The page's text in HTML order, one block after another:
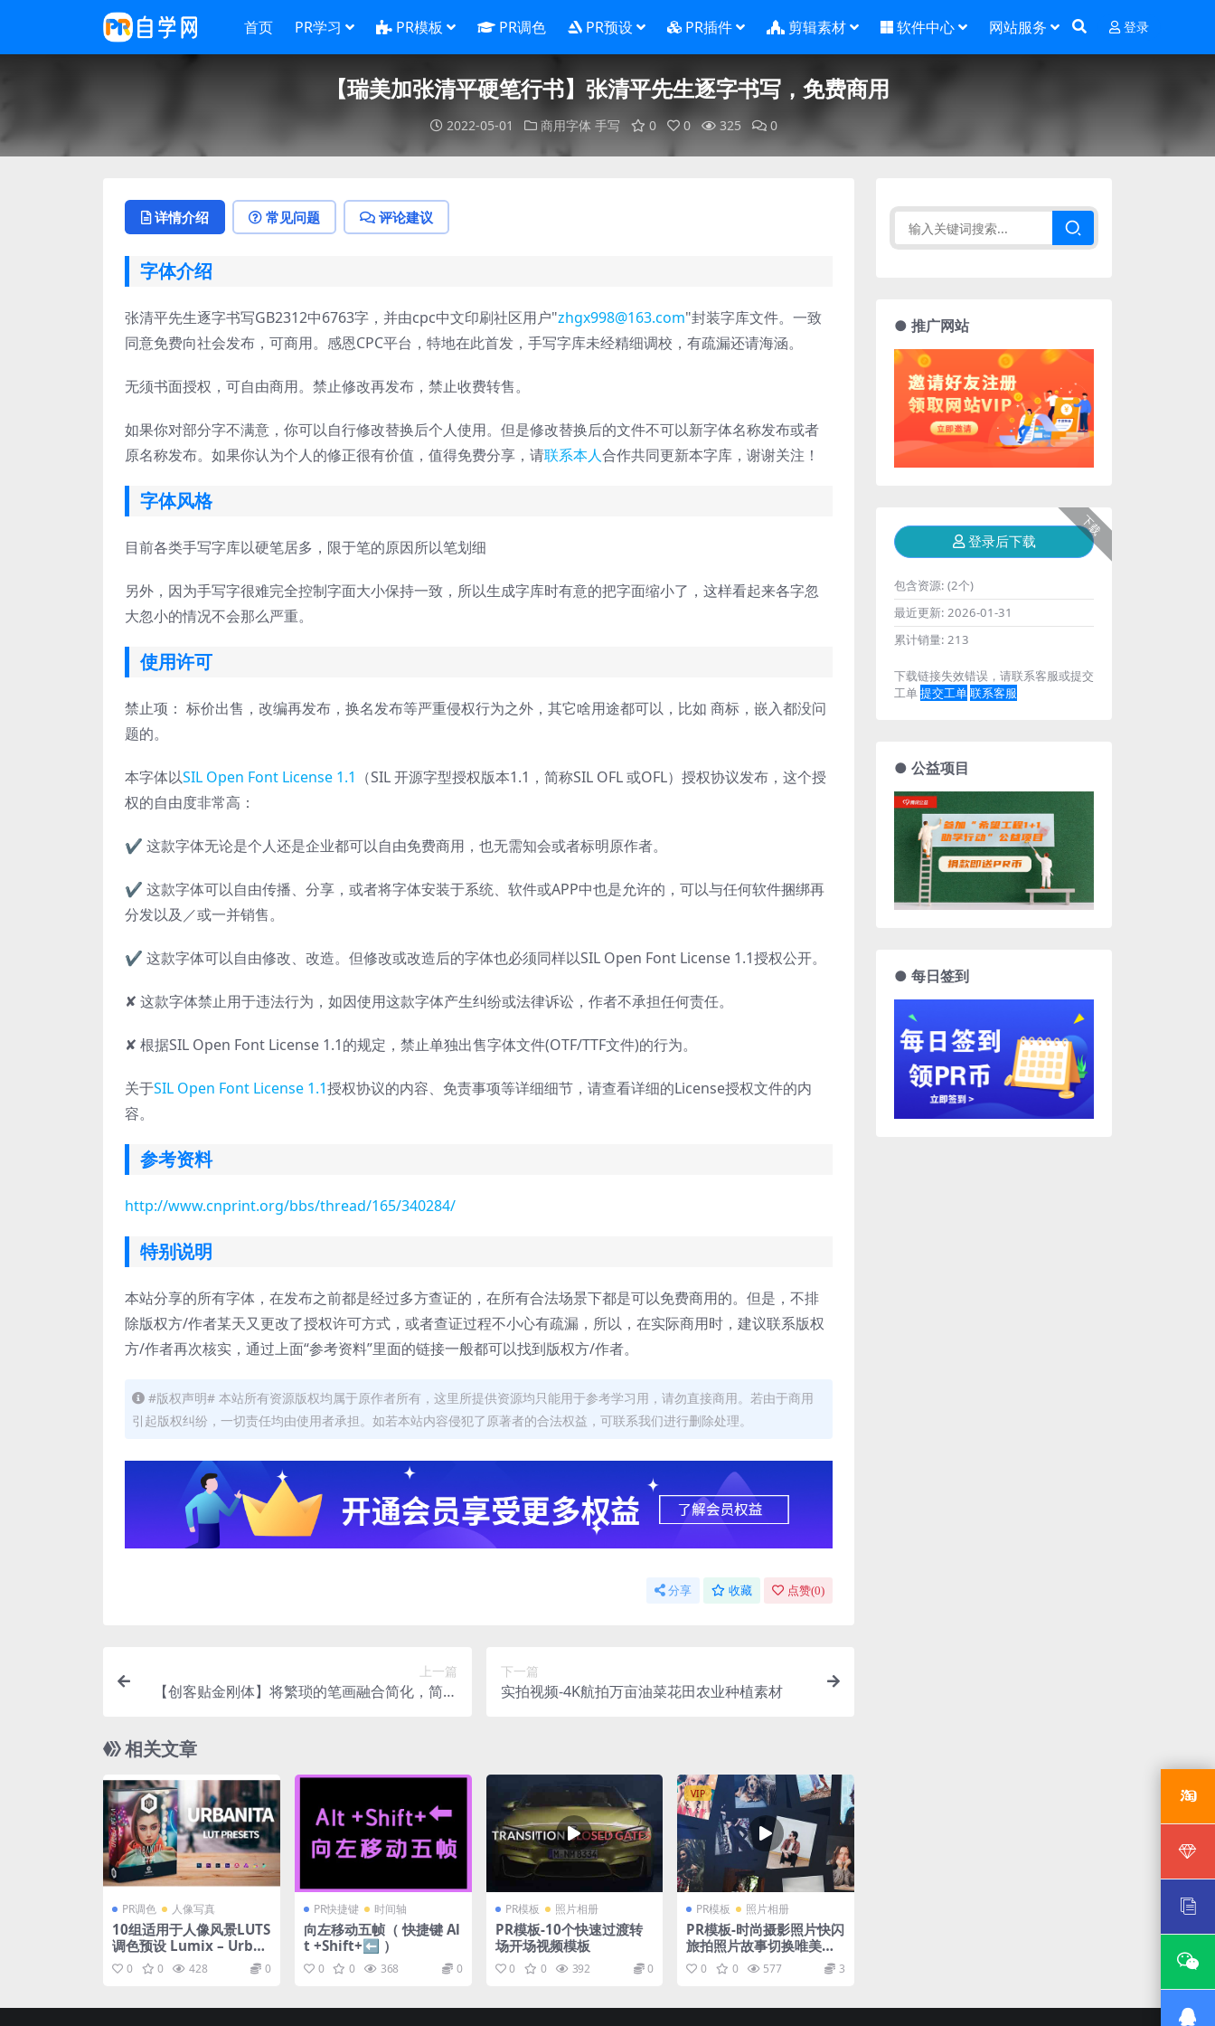
首页 PR学习 PR模板 PR调色 PR预设 PR插件 剪辑素材 软件中心 网站服务 登录
【瑞美加张清平硬笔行书】张清平先生逐字书写，免费商用
2022-05-01 商用字体 手写 0 0 325 0
详情介绍 常见问题 评论建议
字体介绍
张清平先生逐字书写GB2312中6763字，并由cpc中文印刷社区用户"zhgx998@163.com"封装字库文件。一致
同意免费向社会发布，可商用。感恩CPC平台，特地在此首发，手写字库未经精细调校，有疏漏还请海涵。
无须书面授权，可自由商用。禁止修改再发布，禁止收费转售。
如果你对部分字不满意，你可以自行修改替换后个人使用。但是修改替换后的文件不可以新字体名称发布或者
原名称发布。如果你认为个人的修正很有价值，值得免费分享，请联系本人合作共同更新本字库，谢谢关注！
字体风格
目前各类手写字库以硬笔居多，限于笔的原因所以笔划细
另外，因为手写字很难完全控制字面大小保持一致，所以生成字库时有意的把字面缩小了，这样看起来各字忽
大忽小的情况不会那么严重。
使用许可
禁止项： 标价出售，改编再发布，换名发布等严重侵权行为之外，其它啥用途都可以，比如 商标，嵌入都没问
题的。
本字体以SIL Open Font License 1.1 （SIL 开源字型授权版本1.1，简称SIL OFL 或OFL）授权协议发布，这个授
权的自由度非常高：
✔ 这款字体无论是个人还是企业都可以自由免费商用，也无需知会或者标明原作者。
✔ 这款字体可以自由传播、分享，或者将字体安装于系统、软件或APP中也是允许的，可以与任何软件捆绑再
分发以及／或一并销售。
✔ 这款字体可以自由修改、改造。但修改或改造后的字体也必须同样以SIL Open Font License 1.1授权公开。
✘ 这款字体禁止用于违法行为，如因使用这款字体产生纠纷或法律诉讼，作者不承担任何责任。
✘ 根据SIL Open Font License 1.1的规定，禁止单独出售字体文件(OTF/TTF文件)的行为。
关于SIL Open Font License 1.1授权协议的内容、免责事项等详细细节，请查看详细的License授权文件的内
容。
参考资料
http://www.cnprint.org/bbs/thread/165/340284/
特别说明
本站分享的所有字体，在发布之前都是经过多方查证的，在所有合法场景下都是可以免费商用的。但是，不排
除版权方/作者某天又更改了授权许可方式，或者查证过程不小心有疏漏，所以，在实际商用时，建议联系版权
方/作者再次核实，通过上面“参考资料”里面的链接一般都可以找到版权方/作者。
#版权声明# 本站所有资源版权均属于原作者所有，这里所提供资源均只能用于参考学习用，请勿直接商用。若由于商用
引起版权纠纷，一切责任均由使用者承担。如若本站内容侵犯了原著者的合法权益，可联系我们进行删除处理。
分享 收藏 点赞(0)
上一篇
【创客贴金刚体】将繁琐的笔画融合简化，简约
下一篇
实拍视频-4K航拍万亩油菜花田农业种植素材
相关文章
PR调色 人像写真
10组适用于人像风景LUTS
调色预设 Lumix – Urban
ita0 0 428 0
PR快捷键 时间轴
向左移动五帧（ 快捷键 Al
t +Shift+⬅ ）
0 0 368 0
PR模板 照片相册
PR模板-10个快速过渡转
场开场视频模板
0 0 392 0
VIP
PR模板 照片相册
PR模板-时尚摄影照片快闪
旅拍照片故事切换唯美视
频模板
0 0 577 3
● 推广网站
下载
登录后下载
包含资源: (2个)
最近更新: 2026-01-31
累计销量: 213
下载链接失效错误，请联系客服或提交
工单提交工单联系客服
● 公益项目
● 每日签到